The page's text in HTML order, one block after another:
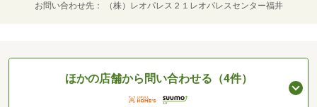
お問い合わせ先 （株）レオパレス２１レオパレスセンター福井
ほかの店舗から問い合わせる（4件）